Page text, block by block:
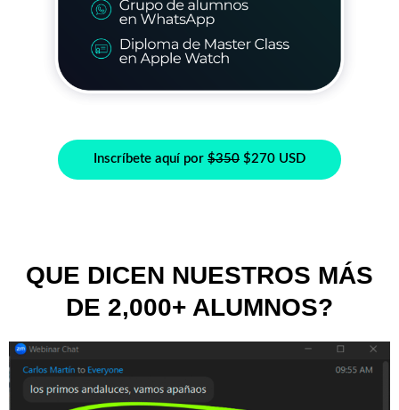
Inscríbete aquí por $350 $270 USD
QUE DICEN NUESTROS MÁS
DE 2,000+ ALUMNOS?